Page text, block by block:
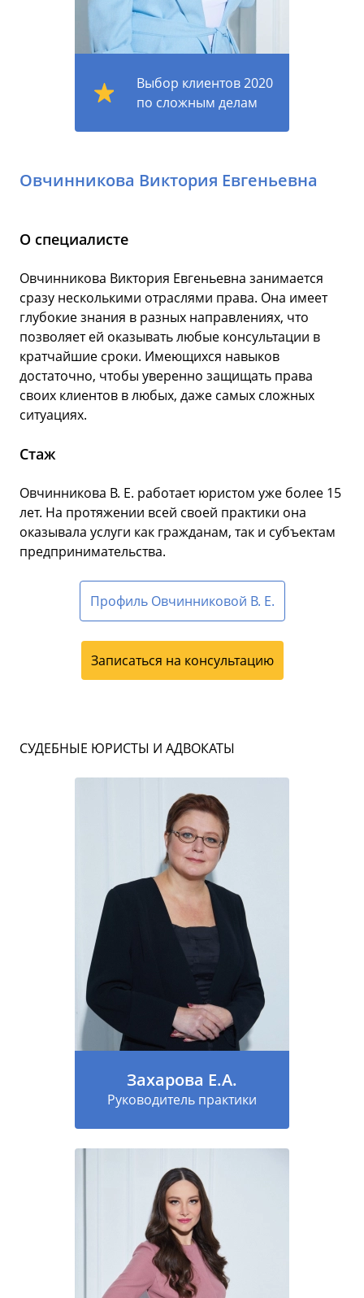
Выбор клиентов 2020
по сложным делам
Овчинникова Виктория Евгеньевна
О специалисте
Овчинникова Виктория Евгеньевна занимается
сразу несколькими отраслями права. Она имеет
глубокие знания в разных направлениях, что
позволяет ей оказывать любые консультации в
кратчайшие сроки. Имеющихся навыков
достаточно, чтобы уверенно защищать права
своих клиентов в любых, даже самых сложных
ситуациях.
Стаж
Овчинникова В. Е. работает юристом уже более 15
лет. На протяжении всей своей практики она
оказывала услуги как гражданам, так и субъектам
предпринимательства.
Профиль Овчинниковой В. Е.
Записаться на консультацию
СУДЕБНЫЕ ЮРИСТЫ И АДВОКАТЫ
Захарова Е.А.
Руководитель практики